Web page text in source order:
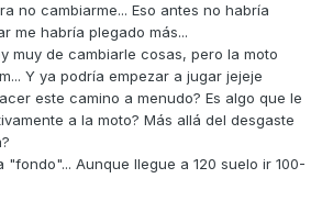
no cambiarme... Eso antes no habría
me habría plegado más...
muy de cambiarle cosas, pero la moto
Y ya podría empezar a jugar jejeje
este camino a menudo? Es algo que le
a la moto? Más allá del desgaste
"fondo"... Aunque llegue a 120 suelo ir 100-